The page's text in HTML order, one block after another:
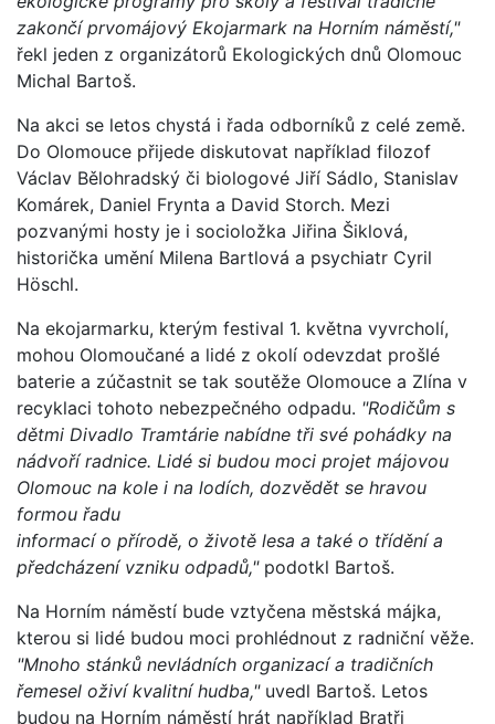
zakončí prvomájový Ekojarmark na Horním náměstí,"
řekl jeden z organizátorů Ekologických dnů Olomouc
Michal Bartoš.
Na akci se letos chystá i řada odborníků z celé země.
Do Olomouce přijede diskutovat například filozof
Václav Bělohradský či biologové Jiří Sádlo, Stanislav
Komárek, Daniel Frynta a David Storch. Mezi
pozvanými hosty je i socioložka Jiřina Šiklová,
historička umění Milena Bartlová a psychiatr Cyril
Höschl.
Na ekojarmarku, kterým festival 1. května vyvrcholí,
mohou Olomoučané a lidé z okolí odevzdat prošlé
baterie a zúčastnit se tak soutěže Olomouce a Zlína v
recyklaci tohoto nebezpečného odpadu. "Rodičům s
dětmi Divadlo Tramtárie nabídne tři své pohádky na
nádvoří radnice. Lidé si budou moci projet májovou
Olomouc na kole i na lodích, dozvědět se hravou
formou řadu
informací o přírodě, o životě lesa a také o třídění a
předcházení vzniku odpadů,"podotkl Bartoš.
Na Horním náměstí bude vztyčena městská májka,
kterou si lidé budou moci prohlédnout z radniční věže.
"Mnoho stánků nevládních organizací a tradičních
řemesel oživí kvalitní hudba,"uvedl Bartoš. Letos
budou na Horním náměstí hrát například Bratři